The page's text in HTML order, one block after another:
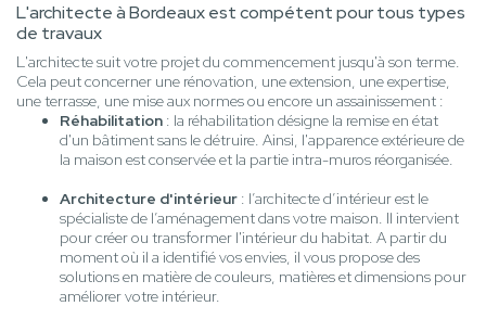
L'architecte à Bordeaux est compétent pour tous types
de travaux
L'architecte suit votre projet du commencement jusqu'à son terme.
Cela peut concerner une rénovation, une extension, une expertise,
une terrasse, une mise aux normes ou encore un assainissement :
Réhabilitation : la réhabilitation désigne la remise en état
d'un bâtiment sans le détruire. Ainsi, l'apparence extérieure de
la maison est conservée et la partie intra-muros réorganisée.
Architecture d'intérieur : l’architecte d’intérieur est le
spécialiste de l’aménagement dans votre maison. Il intervient
pour créer ou transformer l'intérieur du habitat. A partir du
moment où il a identifié vos envies, il vous propose des
solutions en matière de couleurs, matières et dimensions pour
améliorer votre intérieur.